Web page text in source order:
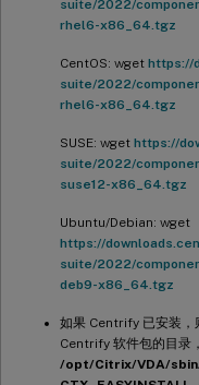
suite/2022/
rhel6-x86_64.tgz
CentOS: wget https://
suite/2022/
rhel6-x86_64.tgz
SUSE: wget https://
suite/2022/
suse12-x86_64.tgz
Ubuntu/Debian: wget
https://
suite/2022/
deb9-x86_64.tgz
如果 Centrify 已安装，
Centrify 软件包的目录
/opt/Citrix/VDA/